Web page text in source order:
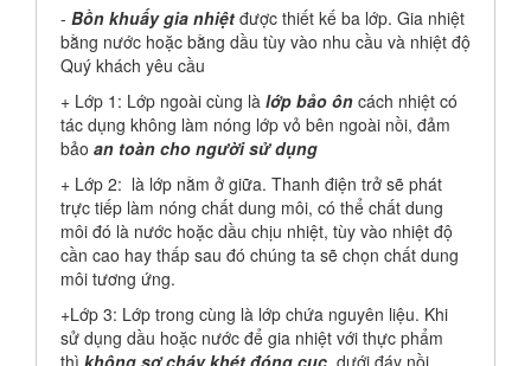
- Bồn khuấy gia nhiệt được thiết kế ba lớp. Gia nhiệt
bằng nước hoặc bằng dầu tùy vào nhu cầu và nhiệt độ
Quý khách yêu cầu
+ Lớp 1: Lớp ngoài cùng là lớp bảo ôn cách nhiệt có
tác dụng không làm nóng lớp vỏ bên ngoài nồi, đảm
bảo an toàn cho người sử dụng
+ Lớp 2: là lớp nằm ở giữa. Thanh điện trở sẽ phát
trực tiếp làm nóng chất dung môi, có thể chất dung
môi đó là nước hoặc dầu chịu nhiệt, tùy vào nhiệt độ
cần cao hay thấp sau đó chúng ta sẽ chọn chất dung
môi tương ứng.
+Lớp 3: Lớp trong cùng là lớp chứa nguyên liệu. Khi
sử dụng dầu hoặc nước để gia nhiệt với thực phẩm